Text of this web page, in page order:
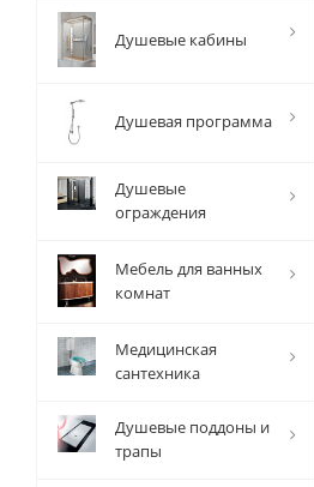
Душевые кабины
Душевая программа
Душевые
ограждения
Мебель для ванных
комнат
Медицинская
сантехника
Душевые поддоны и
трапы